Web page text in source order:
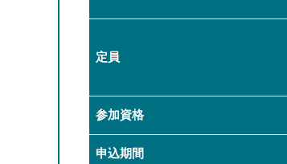
定員
参加資格
申込期間